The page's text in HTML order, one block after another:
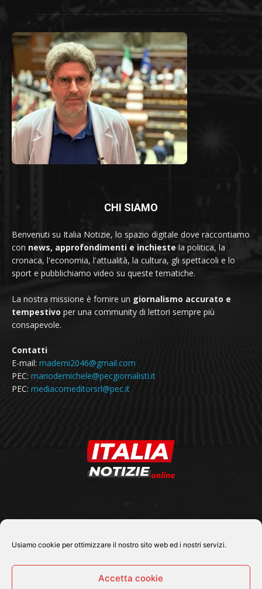
Usiamo cookie per ottimizzare il nostro sito web ed i nostri servizi.
Accetta cookie
CHI SIAMO
Benvenuti su Italia Notizie, lo spazio digitale dove raccontiamo
con news, approfondimenti e inchieste la politica, la
cronaca, l'economia, l'attualità, la cultura, gli spettacoli e lo
sport e pubblichiamo video su queste tematiche.
La nostra missione è fornire un giornalismo accurato e
tempestivo per una community di lettori sempre più
consapevole.
Contatti
E-mail: mademi2046@gmail.com
PEC: mariodemichele@pecgiornalisti.it
PEC: mediacomeditorsrl@pec.it
SEGUICI SU